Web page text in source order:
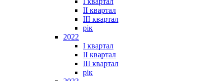
II квартал
III квартал
рік
2022
I квартал
II квартал
ІІІ квартал
рік